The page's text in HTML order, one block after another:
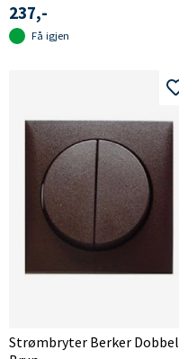
237,-
Få igjen
Strømbryter Berker Dobbel